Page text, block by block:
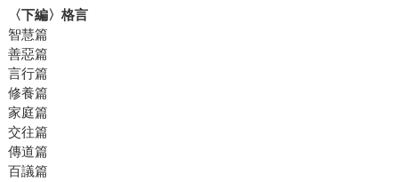
〈下編〉格言
智慧篇
善惡篇
言行篇
修養篇
家庭篇
交往篇
傳道篇
百議篇